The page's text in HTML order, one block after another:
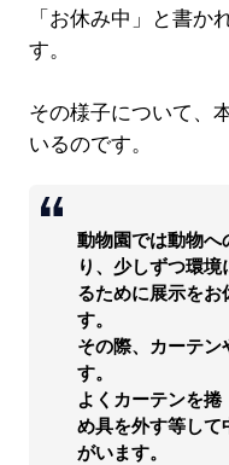
「お休み中」と書か
す。
その様子について、
いるのです。
動物園では動物へ
り、少しずつ環
るために展示をお
す。
その際、カーテン
す。
よくカーテンを
め具を外す等して
がいます。